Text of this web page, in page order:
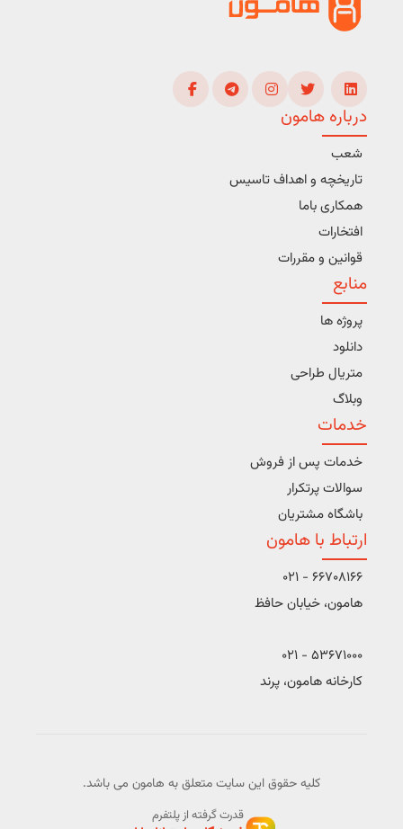
درباره هامون
شعب
تاریخچه و اهداف تاسیس
همکاری باما
افتخارات
قوانین و مقررات
منابع
پروژه ها
دانلود
متریال طراحی
وبلاگ
خدمات
خدمات پس از فروش
سوالات پرتکرار
باشگاه مشتریان
ارتباط با هامون
66708166 - 021
هامون، خیابان حافظ
53671000 - 021
کارخانه هامون، پرند
کلیه حقوق این سایت متعلق به هامون می باشد.
قدرت گرفته از پلتفرم